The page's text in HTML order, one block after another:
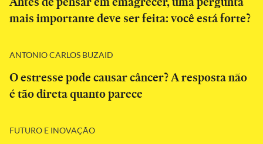
mais importante deve ser feita: você está forte?
ANTONIO CARLOS BUZAID
O estresse pode causar câncer? A resposta não
é tão direta quanto parece
FUTURO E INOVAÇÃO